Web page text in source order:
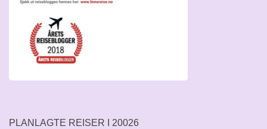
PLANLAGTE REISER I 20026